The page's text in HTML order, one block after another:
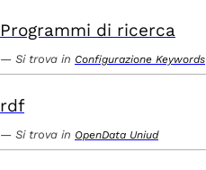
Programmi di ricerca
Si trova in Configurazione Keywords
rdf
Si trova in OpenData Uniud